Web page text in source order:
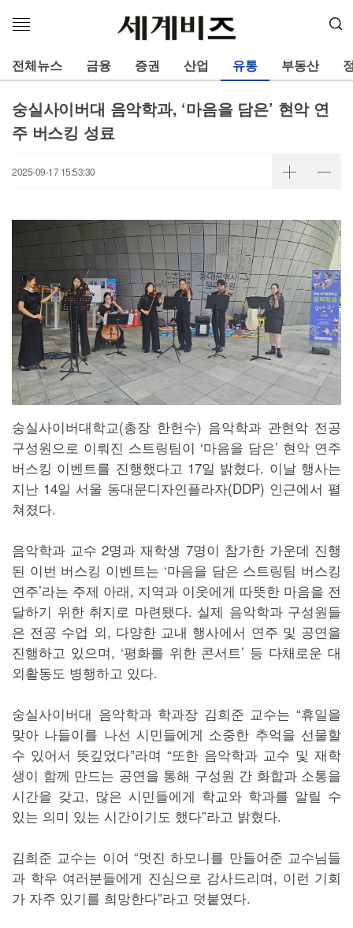
메
열
기
전체뉴스 금융 증권 산업 유통 부동산
숭실사이버대 음악학과, ‘마음을 담은’ 현악 연
주 버스킹 성료
2025-09-17 15:53:30
숭실사이버대학교(총장 한헌수) 음악학과 관현악 전공
구성원으로 이뤄진 스트링팀이 ‘마음을 담은’ 현악 연주
버스킹 이벤트를 진행했다고 17일 밝혔다. 이날 행사는
지난 14일 서울 동대문디자인플라자(DDP) 인근에서 펼
쳐졌다.
음악학과 교수 2명과 재학생 7명이 참가한 가운데 진행
된 이번 버스킹 이벤트는 ‘마음을 담은 스트링팀 버스킹
연주’라는 주제 아래, 지역과 이웃에게 따뜻한 마음을 전
달하기 위한 취지로 마련됐다. 실제 음악학과 구성원들
은 전공 수업 외, 다양한 교내 행사에서 연주 및 공연을
진행하고 있으며, ‘평화를 위한 콘서트’ 등 다채로운 대
외활동도 병행하고 있다.
숭실사이버대 음악학과 학과장 김희준 교수는 “휴일을
맞아 나들이를 나선 시민들에게 소중한 추억을 선물할
수 있어서 뜻깊었다”라며 “또한 음악학과 교수 및 재학
생이 함께 만드는 공연을 통해 구성원 간 화합과 소통을
시간을 갖고, 많은 시민들에게 학교와 학과를 알릴 수
있는 의미 있는 시간이기도 했다”라고 밝혔다.
김희준 교수는 이어 “멋진 하모니를 만들어준 교수님들
과 학우 여러분들에게 진심으로 감사드리며, 이런 기회
가 자주 있기를 희망한다”라고 덧붙였다.